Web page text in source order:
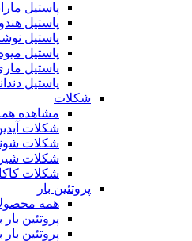
پاستیل
پاستیل
پاستیل
پاستیل
پاستیل
پاستیل
شکلات
مشاهده
شکلات
شکلات
شکلات
شکلات
پروتئین بار
همه
پروتئین بار
پروتئین بار